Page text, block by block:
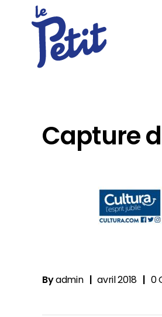
Capture
Byadmin avril 2018 0